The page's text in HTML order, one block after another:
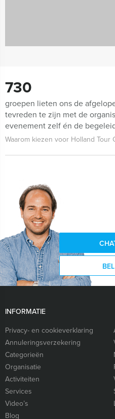
730
groepen lieten ons de
tevreden te zijn met de
evenement zelf én de
Waarom kiezen voor Holland Tour
INFORMATIE
Privacy- en cookieverklaring
Annuleringsverzekering
Categorieën
Organisatie
Activiteiten
Services
Video’s
Blog